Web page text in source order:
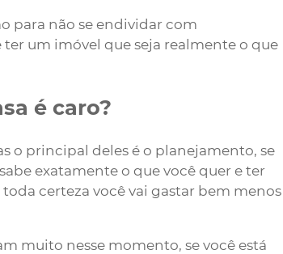
para não se endividar com
um imóvel que seja realmente o que
é caro?
o principal deles é o planejamento, se
exatamente o que você quer e ter
certeza você vai gastar bem menos
muito nesse momento, se você está